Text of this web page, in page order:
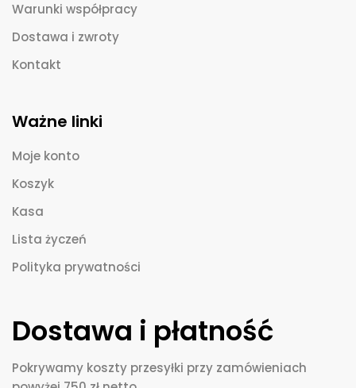
Warunki współpracy
Dostawa i zwroty
Kontakt
Ważne linki
Moje konto
Koszyk
Kasa
Lista życzeń
Polityka prywatności
Dostawa i płatność
Pokrywamy koszty przesyłki przy zamówieniach